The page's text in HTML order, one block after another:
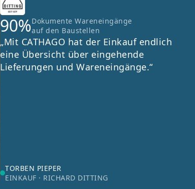
90%Dokumente Wareneingänge
auf den Baustellen
„Mit CATHAGO hat der Einkauf endlich
eine Übersicht über eingehende
Lieferungen und Wareneingänge.“
TORBEN PIEPER
EINKAUF · RICHARD DITTING